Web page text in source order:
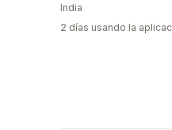
India
2 días usando la